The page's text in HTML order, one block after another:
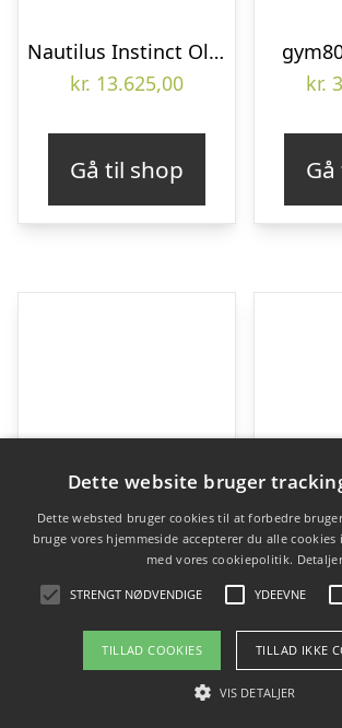
Nautilus Instinct Olympisk Bænkpres – kompakt bænk til styrketræning i center og home gym
kr. 13.625,00
Gå til shop
kr.
Nautilus Inspiration Olympisk Decline Bænkpres
Dette website bruger
Dette websted bruger cookies til at forbedre
bruge vores hjemmeside accepterer du alle cookies
med vores cookiepolitik. Detaljer
STRENGT NØDVENDIGE YDEEVNE
TILLAD COOKIES TILLAD IKKE
VIS DETALJER